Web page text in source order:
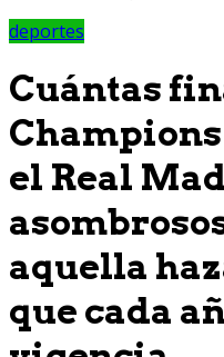
deportes
Cuántas
el Real
aquella
que cada